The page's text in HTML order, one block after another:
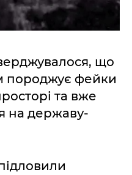
що
породжує фейки
та вже
на державу-